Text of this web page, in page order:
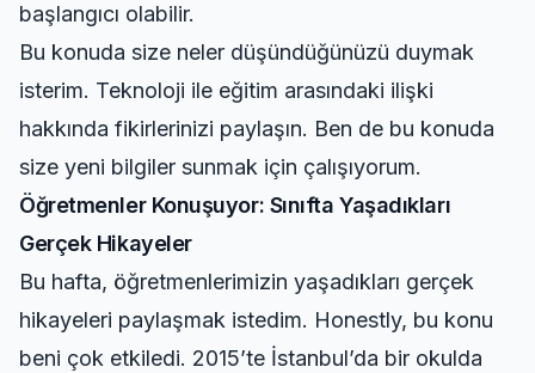
başlangıcı olabilir.
Bu konuda size neler düşündüğünüzü duymak
isterim. Teknoloji ile eğitim arasındaki ilişki
hakkında fikirlerinizi paylaşın. Ben de bu konuda
size yeni bilgiler sunmak için çalışıyorum.
Öğretmenler Konuşuyor: Sınıfta Yaşadıkları
Gerçek Hikayeler
Bu hafta, öğretmenlerimizin yaşadıkları gerçek
hikayeleri paylaşmak istedim. Honestly, bu konu
beni çok etkiledi. 2015’te İstanbul’da bir okulda